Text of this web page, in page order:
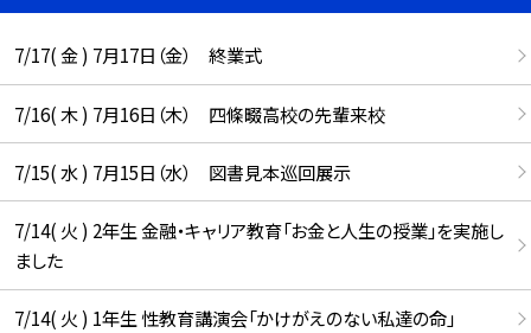
7/17( 金 ) 7月17日（金） 終業式
7/16( 木 ) 7月16日（木） 四條畷高校の先輩来校
7/15( 水 ) 7月15日（水） 図書見本巡回展示
7/14( 火 ) 2年生 金融・キャリア教育「お金と人生の授業」を実施し
ました
7/14( 火 ) 1年生 性教育講演会「かけがえのない私達の命」